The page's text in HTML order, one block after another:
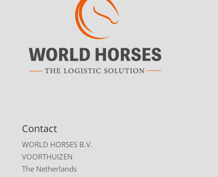
Contact
WORLD HORSES B.V.
VOORTHUIZEN
The Netherlands